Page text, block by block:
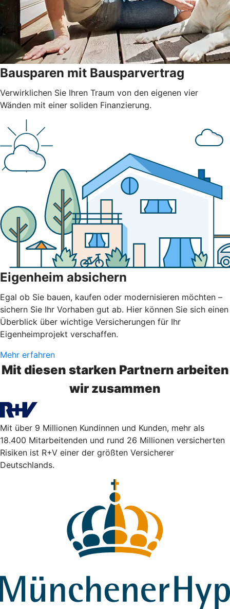
Bausparen mit Bausparvertrag
Verwirklichen Sie Ihren Traum von den eigenen vier
Wänden mit einer soliden Finanzierung.
Eigenheim absichern
Egal ob Sie bauen, kaufen oder modernisieren möchten –
sichern Sie Ihr Vorhaben gut ab. Hier können Sie sich einen
Überblick über wichtige Versicherungen für Ihr
Eigenheimprojekt verschaffen.
Mehr erfahren
Mit diesen starken Partnern arbeiten
wir zusammen
Mit über 9 Millionen Kundinnen und Kunden, mehr als
18.400 Mitarbeitenden und rund 26 Millionen versicherten
Risiken ist R+V einer der größten Versicherer
Deutschlands.